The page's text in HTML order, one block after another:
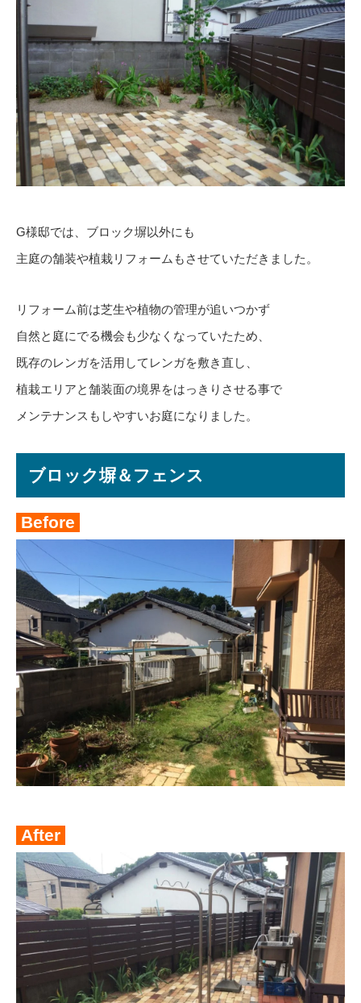
G様邸では、ブロック塀以外にも
主庭の舗装や植栽リフォームもさせていただきました。
リフォーム前は芝生や植物の管理が追いつかず
自然と庭にでる機会も少なくなっていたため、
既存のレンガを活用してレンガを敷き直し、
植栽エリアと舗装面の境界をはっきりさせる事で
メンテナンスもしやすいお庭になりました。
ブロック塀＆フェンス
Before
After